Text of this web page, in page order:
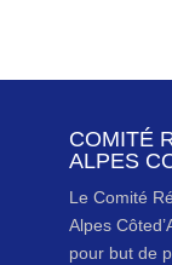
COMITÉ
ALPES
Le Comité
Alpes
pour but de